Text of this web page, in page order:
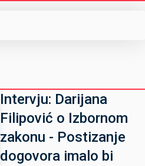
Intervju: Darijana
Filipović o Izbornom
zakonu - Postizanje
dogovora imalo bi